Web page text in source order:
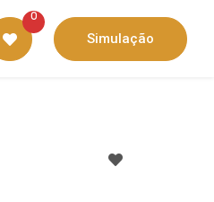
0
Simulação